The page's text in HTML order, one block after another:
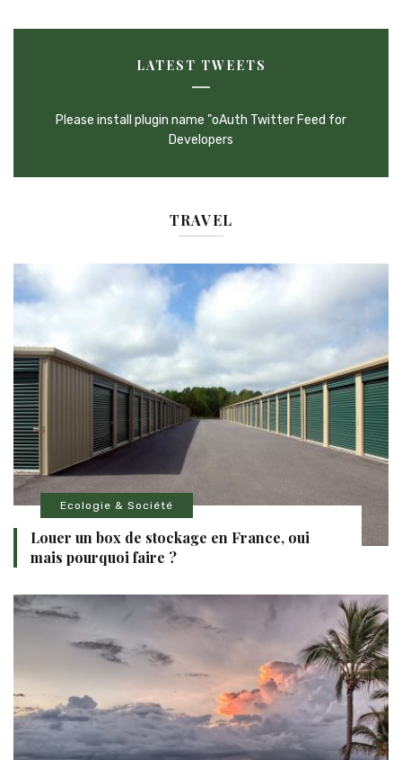
LATEST TWEETS
Please install plugin name "oAuth Twitter Feed for
Developers
TRAVEL
Ecologie & Société
Louer un box de stockage en France, oui
mais pourquoi faire ?